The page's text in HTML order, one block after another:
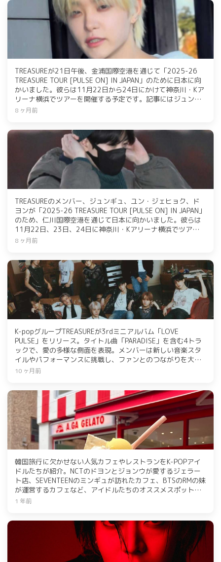
TREASUREが21日午後、金浦国際空港を通じて「2025-26
TREASURE TOUR [PULSE ON] IN JAPAN」のために日本に向
かいました。彼らは11月22日から24日にかけて神奈川・Kア
リーナ横浜でツアーを開催する予定です。記事にはジュンギ
ュ、ユン・ジェヒョク、ドヨンの名前が挙げられています。
8 ヶ月前
TREASUREのメンバー、ジュンギュ、ユン・ジェヒョク、ド
ヨンが「2025-26 TREASURE TOUR [PULSE ON] IN JAPAN」
のため、仁川国際空港を通じて日本に向かいました。彼らは
11月22日、23日、24日に神奈川・Kアリーナ横浜でツアーを
開催予定です。
8 ヶ月前
K-popグループTREASUREが3rdミニアルバム「LOVE
PULSE」をリリース。タイトル曲「PARADISE」を含む4トラ
ックで、愛の多様な側面を表現。メンバーは新しい音楽スタ
イルやパフォーマンスに挑戦し、ファンとのつながりを大切
にしている。今後の活動にも期待が寄せられている。
10 ヶ月前
韓国旅行に欠かせない人気カフェやレストランをK-POPアイ
ドルたちが紹介。NCTのドヨンとジョンウが愛するジェラー
ト店、SEVENTEENのミンギュが訪れたカフェ、BTSのRMの妹
が運営するカフェなど、アイドルたちのオススメスポットが
盛りだくさん。美味しい料理と共に特別な時間を過ごせる場
1 年前